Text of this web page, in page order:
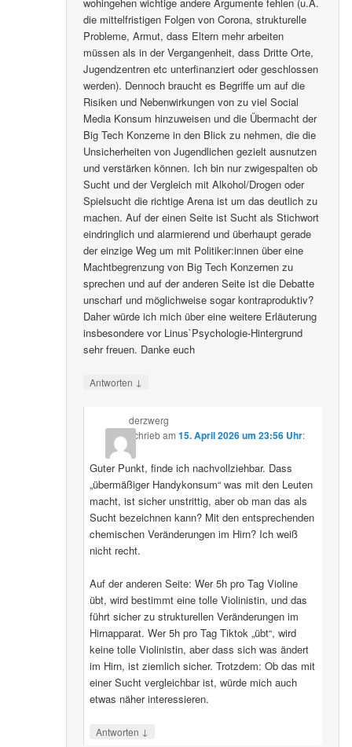
die mittelfristigen Folgen von Corona, strukturelle
Probleme, Armut, dass Eltern mehr arbeiten
müssen als in der Vergangenheit, dass Dritte Orte,
Jugendzentren etc unterfinanziert oder geschlossen
werden). Dennoch braucht es Begriffe um auf die
Risiken und Nebenwirkungen von zu viel Social
Media Konsum hinzuweisen und die Übermacht der
Big Tech Konzerne in den Blick zu nehmen, die die
Unsicherheiten von Jugendlichen gezielt ausnutzen
und verstärken können. Ich bin nur zwigespalten ob
Sucht und der Vergleich mit Alkohol/Drogen oder
Spielsucht die richtige Arena ist um das deutlich zu
machen. Auf der einen Seite ist Sucht als Stichwort
eindringlich und alarmierend und überhaupt gerade
der einzige Weg um mit Politiker:innen über eine
Machtbegrenzung von Big Tech Konzernen zu
sprechen und auf der anderen Seite ist die Debatte
unscharf und möglichweise sogar kontraproduktiv?
Daher würde ich mich über eine weitere Erläuterung
insbesondere vor Linus`Psychologie-Hintergrund
sehr freuen. Danke euch
Antworten ↓
derzwerg
schriebam 15. April 2026 um 23:56 Uhr:
Guter Punkt, finde ich nachvollziehbar. Dass
„übermäßiger Handykonsum“ was mit den Leuten
macht, ist sicher unstrittig, aber ob man das als
Sucht bezeichnen kann? Mit den entsprechenden
chemischen Veränderungen im Hirn? Ich weiß
nicht recht.
Auf der anderen Seite: Wer 5h pro Tag Violine
übt, wird bestimmt eine tolle Violinistin, und das
führt sicher zu strukturellen Veränderungen im
Hirnapparat. Wer 5h pro Tag Tiktok „übt“, wird
keine tolle Violinistin, aber dass sich was ändert
im Hirn, ist ziemlich sicher. Trotzdem: Ob das mit
einer Sucht vergleichbar ist, würde mich auch
etwas näher interessieren.
Antworten ↓